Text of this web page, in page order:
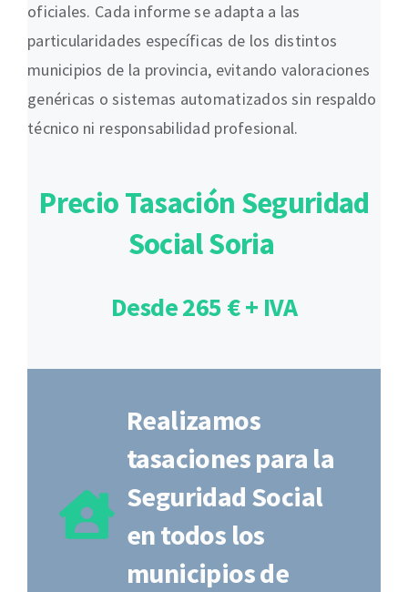
oficiales. Cada informe se adapta a las
particularidades específicas de los distintos
municipios de la provincia, evitando valoraciones
genéricas o sistemas automatizados sin respaldo
técnico ni responsabilidad profesional.
Precio Tasación Seguridad
Social Soria
Desde 265 € + IVA
Realizamos
tasaciones para la
Seguridad Social
en todos los
municipios de